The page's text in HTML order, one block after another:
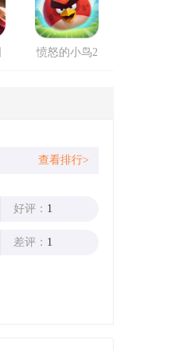
愤怒的小鸟2
查看排行>
好评： 1
差评： 1